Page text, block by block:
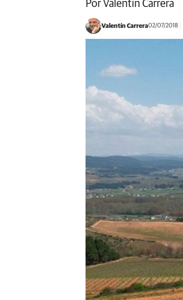
Por Valentín Carrera
Valentín Carrera02/07/2018